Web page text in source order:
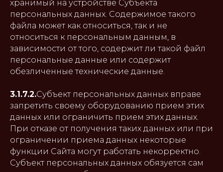
хранимый на устройстве Субъекта
персональных данных. Содержимое такого
файла может как относиться, так и не
относиться к персональным данным, в
зависимости от того, содержит ли такой файл
персональные данные или содержит
обезличенные технические данные.
3.1.7.2.Субъект персональных данных вправе
запретить своему оборудованию прием этих
данных или ограничить прием этих данных.
При отказе от получения таких данных или при
ограничении приема данных некоторые
функции Сайта могут работать некорректно.
Субъект персональных данных обязуется сам